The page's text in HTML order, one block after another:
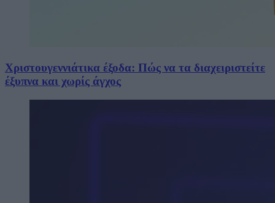
Χριστουγεννιάτικα έξοδα: Πώς να τα διαχειριστείτε
έξυπνα και χωρίς άγχος